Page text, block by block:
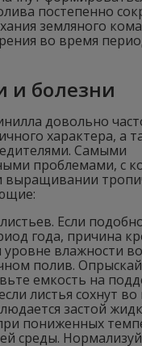
постепенно
земляного
во время
и болезни
довольно
характера, а
Самыми
проблемами, с
выращивании
Если
года, причина
влажности
полив.
емкость на
листья сохнут
застой
пониженных
среды.